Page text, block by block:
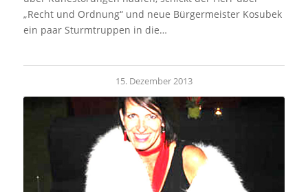
„Recht und Ordnung“ und neue Bürgermeister Kosubek
ein paar Sturmtruppen in die…
15. Dezember 2013